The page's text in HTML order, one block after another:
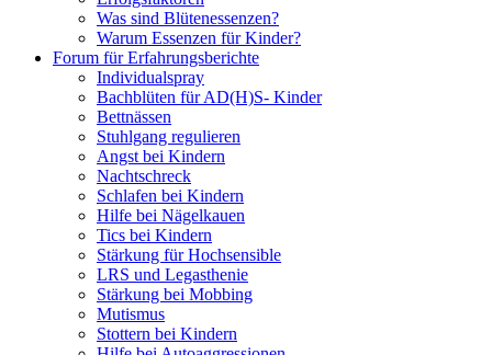
Was sind Blütenessenzen?
Warum Essenzen für Kinder?
Forum für Erfahrungsberichte
Individualspray
Bachblüten für AD(H)S- Kinder
Bettnässen
Stuhlgang regulieren
Angst bei Kindern
Nachtschreck
Schlafen bei Kindern
Hilfe bei Nägelkauen
Tics bei Kindern
Stärkung für Hochsensible
LRS und Legasthenie
Stärkung bei Mobbing
Mutismus
Stottern bei Kindern